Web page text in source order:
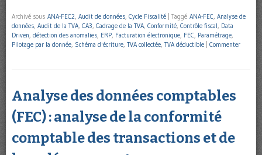
Archivé sous ANA-FEC2, Audit de données, Cycle Fiscalité Taggé ANA-FEC, Analyse de
données, Audit de la TVA, CA3, Cadrage de la TVA, Conformité, Contrôle fiscal, Data
Driven, détection des anomalies, ERP, Facturation électronique, FEC, Paramétrage,
Pilotage par la donnée, Schéma d'écriture, TVA collectée, TVA déductible Commenter
Analyse des données comptables
(FEC) : analyse de la conformité
comptable des transactions et de